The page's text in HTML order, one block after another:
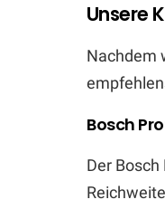
Unsere
Nachdem
Bosch
Der